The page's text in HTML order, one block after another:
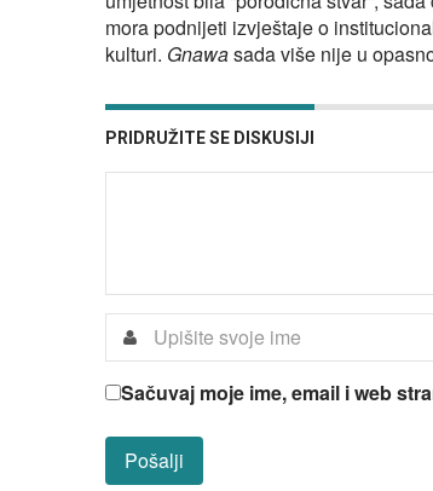
mora podnijeti izvještaje o
kulturi. Gnawasada više nije u
PRIDRUŽITE SE DISKUSIJI
Sačuvaj moje ime, email i web